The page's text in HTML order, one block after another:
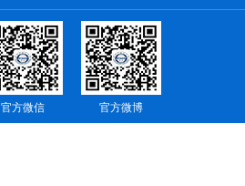
官方微信 官方微博